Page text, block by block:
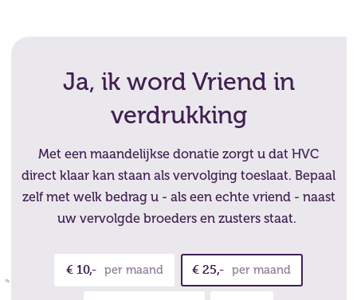
Ja, ik word Vriend in
verdrukking
Met een maandelijkse donatie zorgt u dat HVC
direct klaar kan staan als vervolging toeslaat. Bepaal
zelf met welk bedrag u - als een echte vriend - naast
uw vervolgde broeders en zusters staat.
€ 10,- per maand € 25,- per maand